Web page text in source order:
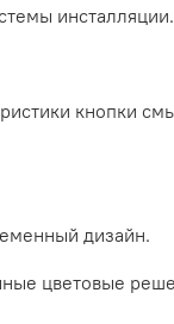
инсталляции.
кнопки
дизайн.
цветовые